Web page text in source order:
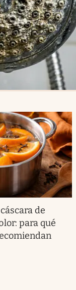
de
para qué